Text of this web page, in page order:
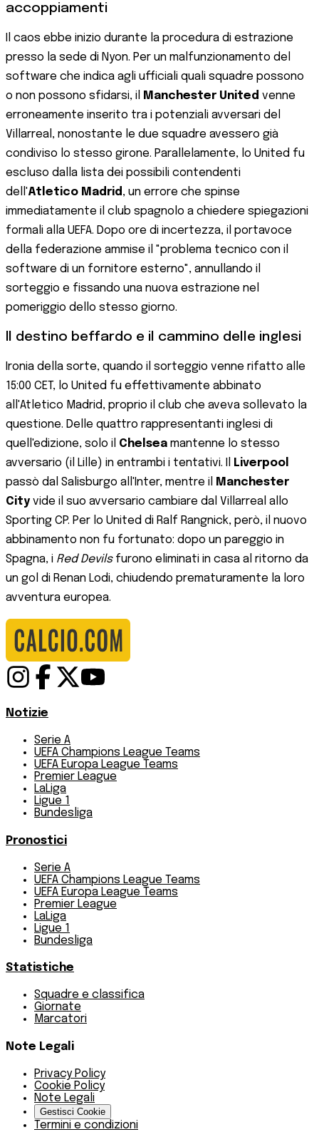
accoppiamenti
Il caos ebbe inizio durante la procedura di estrazione
presso la sede di Nyon. Per un malfunzionamento del
software che indica agli ufficiali quali squadre possono
o non possono sfidarsi, il
Manchester United venne
erroneamente inserito tra i potenziali avversari del
Villarreal, nonostante le due squadre avessero già
condiviso lo stesso girone. Parallelamente, lo United fu
escluso dalla lista dei possibili contendenti
dell'Atletico Madrid , un errore che spinse
immediatamente il club spagnolo a chiedere spiegazioni
formali alla UEFA. Dopo ore di incertezza, il portavoce
della federazione ammise il "problema tecnico con il
software di un fornitore esterno", annullando il
sorteggio e fissando una nuova estrazione nel
pomeriggio dello stesso giorno.
Il destino beffardo e il cammino delle inglesi
Ironia della sorte, quando il sorteggio venne rifatto alle
15:00 CET, lo United fu effettivamente abbinato
all'Atletico Madrid, proprio il club che aveva sollevato la
questione. Delle quattro rappresentanti inglesi di
quell'edizione, solo il Chelsea mantenne lo stesso
avversario (il Lille) in entrambi i tentativi. Il
Liverpool
passò dal Salisburgo all'Inter, mentre il
Manchester
City vide il suo avversario cambiare dal Villarreal allo
Sporting CP. Per lo United di Ralf Rangnick, però, il nuovo
abbinamento non fu fortunato: dopo un pareggio in
Spagna, i Red Devilsfurono eliminati in casa al ritorno da
un gol di Renan Lodi, chiudendo prematuramente la loro
avventura europea.
Notizie
Serie A
UEFA Champions League Teams
UEFA Europa League Teams
Premier League
LaLiga
Ligue 1
Bundesliga
Pronostici
Serie A
UEFA Champions League Teams
UEFA Europa League Teams
Premier League
LaLiga
Ligue 1
Bundesliga
Statistiche
Squadre e classifica
Giornate
Marcatori
Note Legali
Privacy Policy
Cookie Policy
Note Legali
Gestisci Cookie
Termini e condizioni